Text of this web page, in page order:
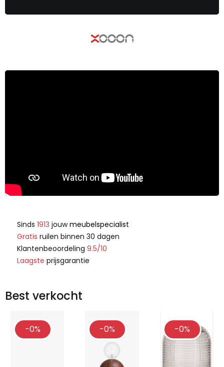
Sinds 1913 jouwmeubelspecialist
Gratis ruilen binnen 30 dagen
Klantenbeoordeling 9.5/10
Laagste prijsgarantie
Best verkocht
-0% -0% -0%